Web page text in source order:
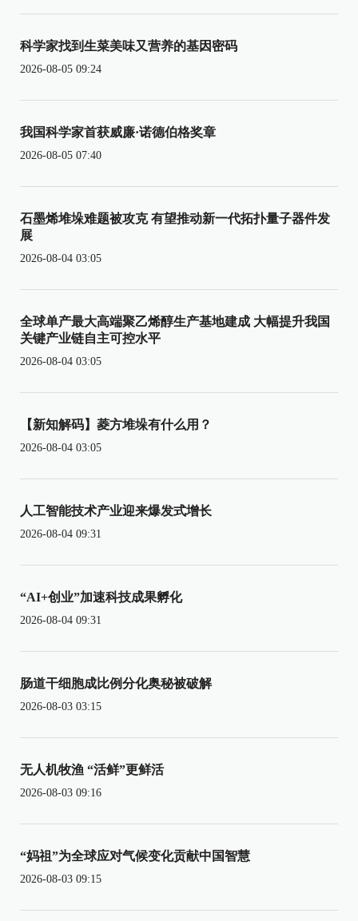
科学家找到生菜美味又营养的基因密码
2026-08-05 09:24
我国科学家首获威廉·诺德伯格奖章
2026-08-05 07:40
石墨烯堆垛难题被攻克 有望推动新一代拓扑量子器件发
展
2026-08-04 03:05
全球单产最大高端聚乙烯醇生产基地建成 大幅提升我国
关键产业链自主可控水平
2026-08-04 03:05
【新知解码】菱方堆垛有什么用？
2026-08-04 03:05
人工智能技术产业迎来爆发式增长
2026-08-04 09:31
“AI+创业”加速科技成果孵化
2026-08-04 09:31
肠道干细胞成比例分化奥秘被破解
2026-08-03 03:15
无人机牧渔 “活鲜”更鲜活
2026-08-03 09:16
“妈祖”为全球应对气候变化贡献中国智慧
2026-08-03 09:15